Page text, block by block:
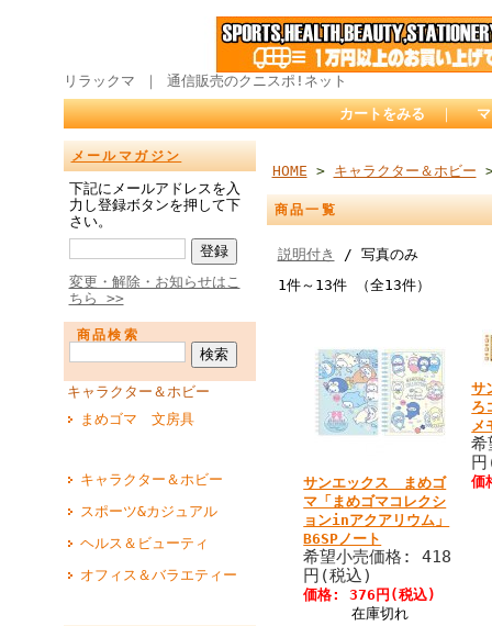
リラックマ ｜ 通信販売のクニスポ!ネット
カートをみる ｜
メールマガジン
下記にメールアドレスを入
力し登録ボタンを押して下
さい。
変更・解除・お知らせはこ
ちら >>
商品検索
キャラクター＆ホビー
まめゴマ 文房具
キャラクター＆ホビー
スポーツ&カジュアル
ヘルス＆ビューティ
オフィス＆バラエティー
HOME > キャラクター＆ホビー
商品一覧
説明付き
/ 写真のみ
1件～13件 （全13件）
サンエックス まめゴ
マ「まめゴマコレクシ
ョンinアクアリウム」
B6SPノート
希望小売価格: 418
円(税込)
価格: 376円(税込)
在庫切れ
サ
ろ
メ
価